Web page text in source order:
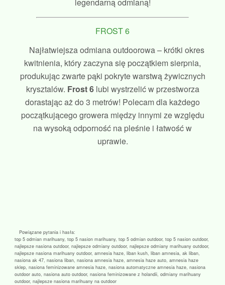
FROST 6
Najłatwiejsza odmiana outdoorowa – krótki okres
kwitnienia, który zaczyna się początkiem sierpnia,
produkując zwarte pąki pokryte warstwą żywicznych
krysztalów. Frost 6lubi wystrzelić w przestworza
dorastając aż do 3 metrów! Polecam dla każdego
początkującego growera między innymi ze względu
na wysoką odporność na pleśnie i łatwość w
uprawie.
Powiązane pytania i hasła:
top 5 odmian marihuany, top 5 nasion marihuany, top 5 odmian outdoor, top 5 nasion outdoor,
najlepsze nasiona outdoor, najlepsze odmiany outdoor, najlepsze odmiany marihuany outdoor,
najlepsze nasiona marihuany outdoor, amnesia haze, liban kush, liban amnesia, ak liban,
nasiona ak 47, nasiona liban, nasiona amnesia haze, amnesia haze auto, amnesia haze
sklep, nasiona feminizowane amnesia haze, nasiona automatyczne amnesia haze, nasiona
outdoor auto, nasiona auto outdoor, nasiona feminizowane z holandii, odmiany marihuany
outdoor, najlepsze nasiona marihuany na outdoor